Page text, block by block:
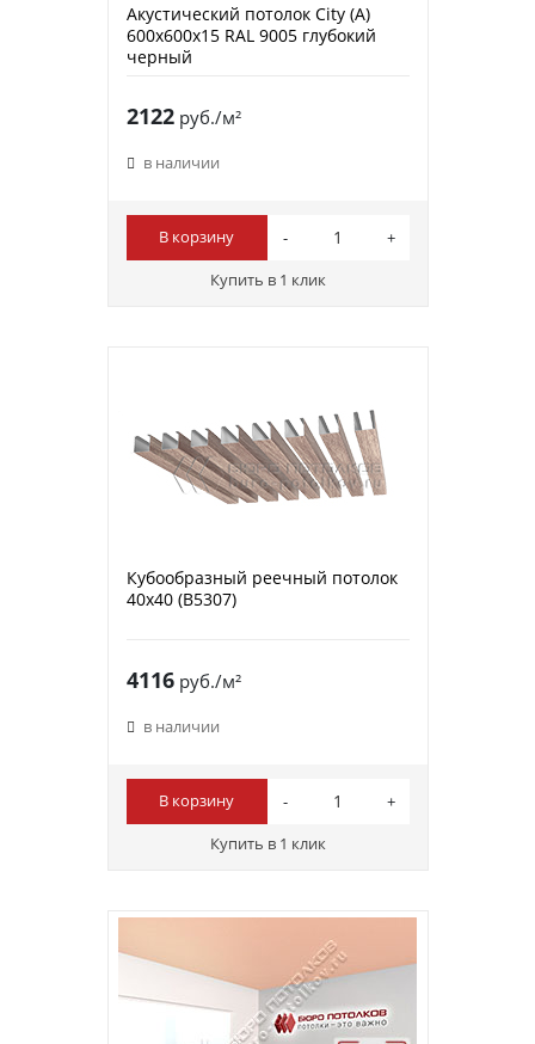
Акустический потолок City (A)
600х600х15 RAL 9005 глубокий
черный
2122руб./м²
в наличии
В корзину
Купить в 1 клик
Кубообразный реечный потолок
40х40 (B5307)
4116руб./м²
в наличии
В корзину
Купить в 1 клик